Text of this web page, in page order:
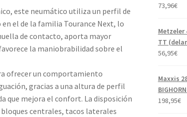
este neumático utiliza un perfil de
el de la familia Tourance Next, lo
de contacto, aporta mayor
la maniobrabilidad sobre el
ofrecer un comportamiento
gracias a una altura de perfil
que mejora el confort. La disposición
centrales, tacos laterales
73,96€
Metzeler
TT
56,95€
Maxxis
198,95€